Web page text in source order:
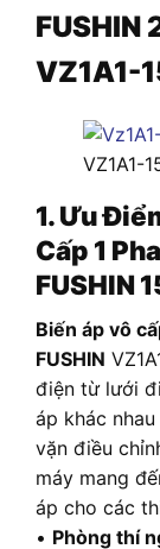
VZ1A1-
VZ1A1-
1. Ưu
Cấp 1
FUSHIN
Biến áp vô
FUSHIN
điện từ lưới
áp khác
vặn điều
máy mang
áp cho các
• Phòng thí